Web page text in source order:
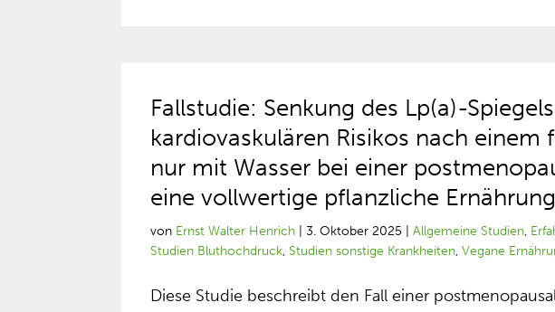
Fallstudie: Senkung des Lp(a)-
kardiovaskulären Risikos nach einem
nur mit Wasser bei einer
eine vollwertige pflanzliche
von Ernst Walter Henrich |3. Oktober 2025 |Allgemeine Studien,
Studien Bluthochdruck, Studien sonstige Krankheiten,Vegane
Diese Studie beschreibt den Fall einer